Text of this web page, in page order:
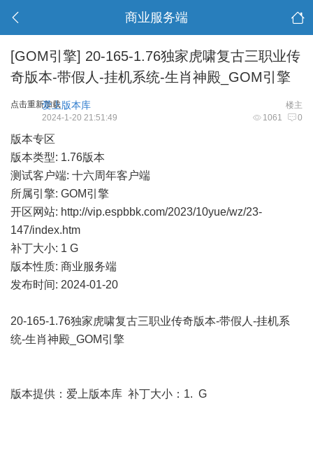
商业服务端
[GOM引擎] 20-165-1.76独家虎啸复古三职业传
奇版本-带假人-挂机系统-生肖神殿_GOM引擎
点击重新加载 楼主
爱上版本库
1061 0
2024-1-20 21:51:49
版本专区
版本类型: 1.76版本
测试客户端: 十六周年客户端
所属引擎: GOM引擎
开区网站: http://vip.espbbk.com/2023/10yue/wz/23-
147/index.htm
补丁大小: 1 G
版本性质: 商业服务端
发布时间: 2024-01-20
20-165-1.76独家虎啸复古三职业传奇版本-带假人-挂机系
统-生肖神殿_GOM引擎
版本提供：爱上版本库 补丁大小：1. G